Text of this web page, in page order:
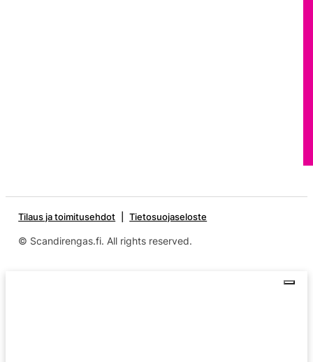
Tilaus ja toimitusehdot Tietosuojaseloste
© Scandirengas.fi. All rights reserved.